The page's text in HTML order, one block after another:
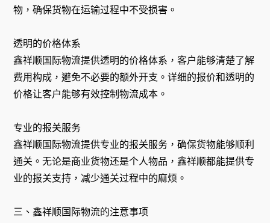
物，确保货物在运输过程中不受损害。
透明的价格体系
鑫祥顺国际物流提供透明的价格体系，客户能够清楚了解
费用构成，避免不必要的额外开支。详细的报价和透明的
价格让客户能够有效控制物流成本。
专业的报关服务
鑫祥顺国际物流提供专业的报关服务，确保货物能够顺利
通关。无论是商业货物还是个人物品，鑫祥顺都能提供专
业的报关支持，减少通关过程中的麻烦。
三、鑫祥顺国际物流的注意事项